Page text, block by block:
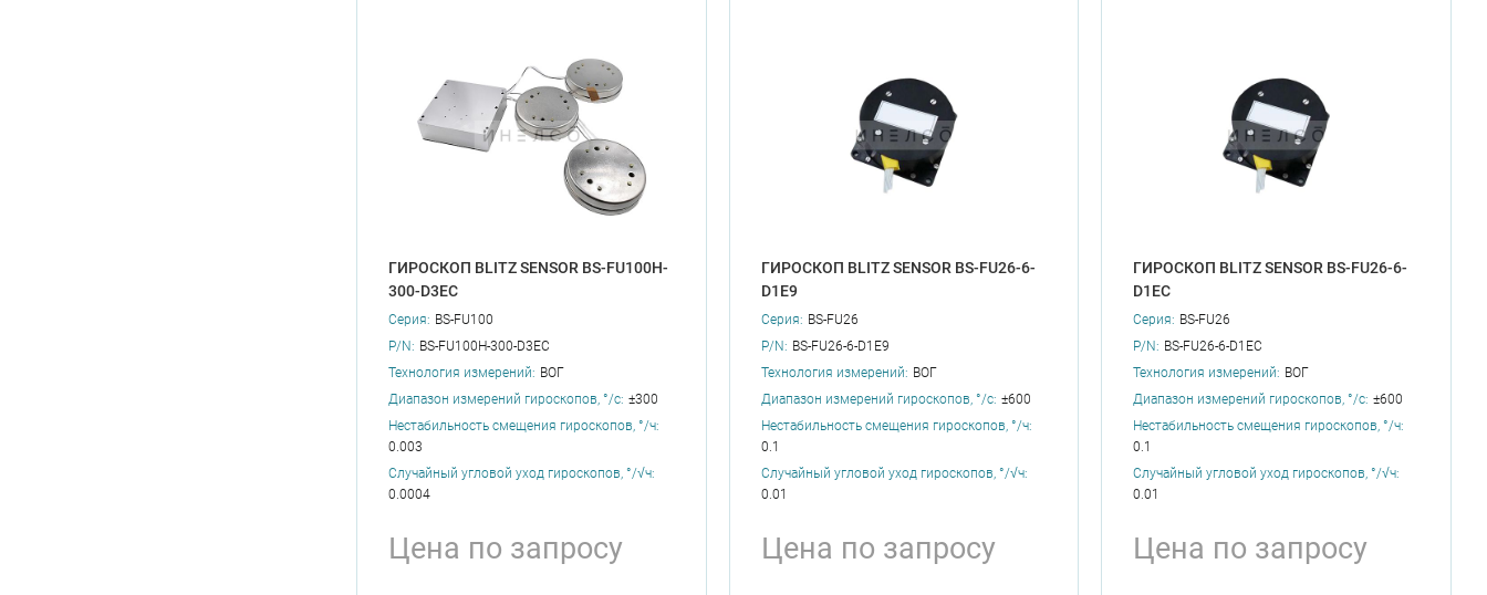
ГИРОСКОП BLITZ SENSOR BS-FU100H-
300-D3EC
Серия: BS-FU100
P/N: BS-FU100H-300-D3EC
Технология измерений: ВОГ
Диапазон измерений гироскопов, °/с: ±300
Нестабильность смещения гироскопов, °/ч:
0.003
Случайный угловой уход гироскопов, °/√ч:
0.0004
Цена по запросу
ГИРОСКОП BLITZ SENSOR BS-FU26-6-
D1E9
Серия: BS-FU26
P/N: BS-FU26-6-D1E9
Технология измерений: ВОГ
Диапазон измерений гироскопов, °/с: ±600
Нестабильность смещения гироскопов, °/ч:
0.1
Случайный угловой уход гироскопов, °/√ч:
0.01
Цена по запросу
ГИРОСКОП BLITZ SENSOR BS-FU26-6-
D1EC
Серия: BS-FU26
P/N: BS-FU26-6-D1EC
Технология измерений: ВОГ
Диапазон измерений гироскопов, °/с: ±600
Нестабильность смещения гироскопов, °/ч:
0.1
Случайный угловой уход гироскопов, °/√ч:
0.01
Цена по запросу